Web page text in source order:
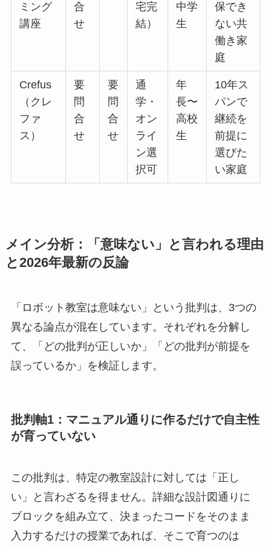
ミング
講座
合
せ
宅完
結）
中学
生
保でき
ない共
働き家
庭
Crefus
（クレ
ファ
ス）
要
問
合
せ
要
問
合
せ
通
学・
オン
ライ
ン選
択可
年
長〜
高校
生
10年ス
パンで
継続を
前提に
選びた
い家庭
メイン分析：「意味ない」と言われる理由
と2026年最新の反論
「ロボット教室は意味ない」という批判は、3つの
異なる論点が混在しています。それぞれを分解し
て、「どの批判が正しいか」「どの批判が前提を
誤っているか」を検証します。
批判軸1：マニュアル通りに作るだけで自主性
が育っていない
この批判は、特定の教室設計に対しては「正し
い」と言わざるを得ません。詳細な設計図通りに
ブロックを組み立て、決まったコードをそのまま
入力するだけの授業であれば、そこで育つのは